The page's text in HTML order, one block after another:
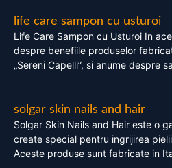
life care sampon cu usturoi
Life Care Sampon cu Usturoi In
despre benefiile produselor
„Sereni Capelli”, si anume despre
solgar skin nails and hair
Solgar Skin Nails and Hair este o
create special pentru ingrijirea
Aceste produse sunt fabricate in